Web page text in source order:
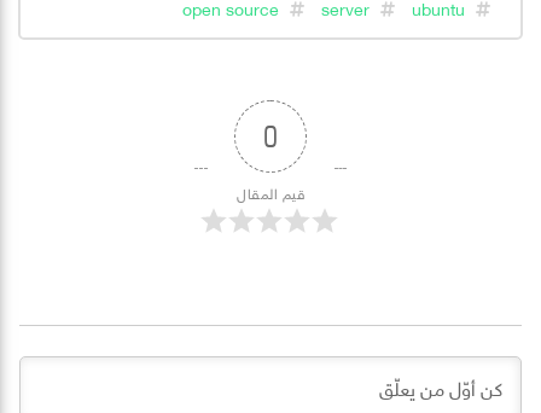
open source
server ubuntu
0
قيم المقال